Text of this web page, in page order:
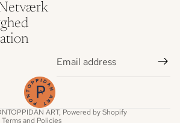
ART, Powered by Shopify
Terms and Policies